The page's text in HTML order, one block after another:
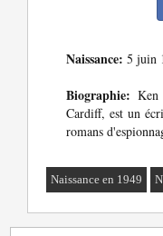
Naissance: 5 juin
Biographie:
Cardiff, est un
romans
Naissance en 1949